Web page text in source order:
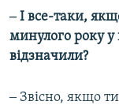
‒ І все-таки,
минулого року
відзначили?
‒ Звісно, якщо